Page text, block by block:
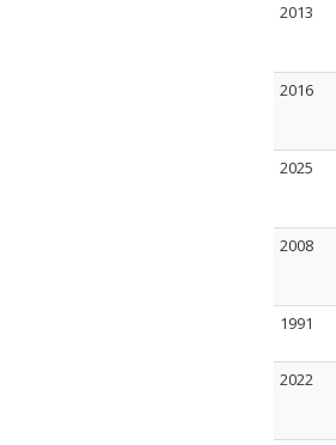
2013
2016
2025
2008
1991
2022